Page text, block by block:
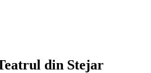
din Stejar